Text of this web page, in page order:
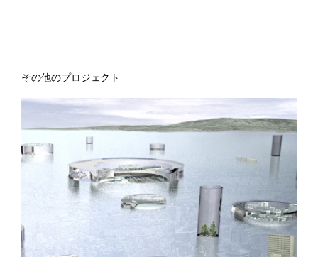
その他のプロジェクト